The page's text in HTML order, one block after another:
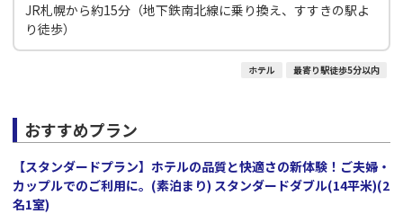
JR札幌から約15分（地下鉄南北線に乗り換え、すすきの駅よ
り徒歩）
ホテル 最寄り駅徒歩5分以内
おすすめプラン
【スタンダードプラン】ホテルの品質と快適さの新体験！ご夫婦・
カップルでのご利用に。(素泊まり) スタンダードダブル(14平米)(2
名1室)